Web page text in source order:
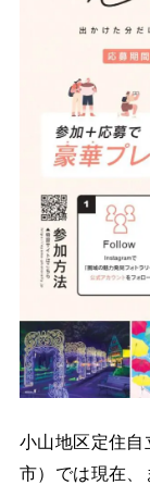
小山地区定住
市）では現在、